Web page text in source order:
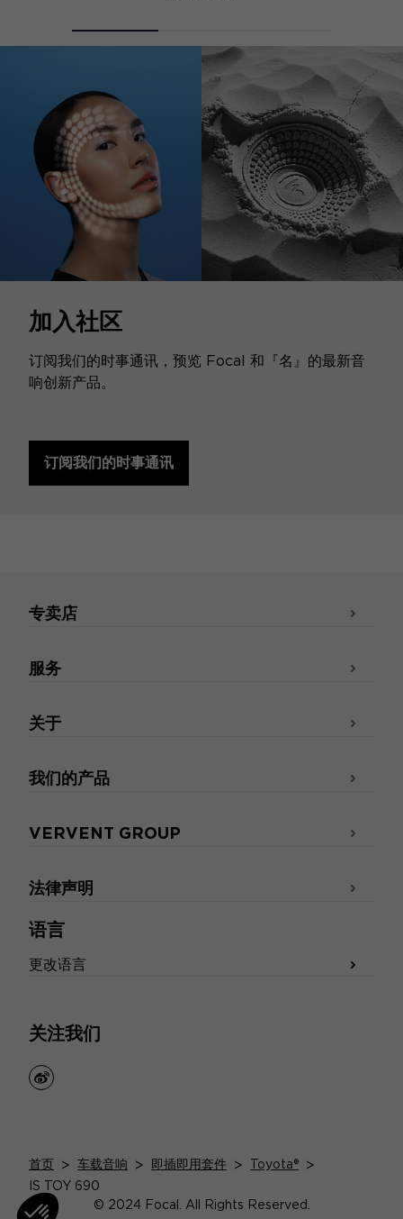
加入社区
订阅我们的时事通讯，预览 Focal 和『名』的最新音
响创新产品。
订阅我们的时事通讯
语言
更改语言
关注我们
weibo
专卖店
服务
关于
我们的产品
VERVENT GROUP
法律声明
首页 > 车载音响 > 即插即用套件 > Toyota® >
IS TOY 690
© 2024 Focal. All Rights Reserved.